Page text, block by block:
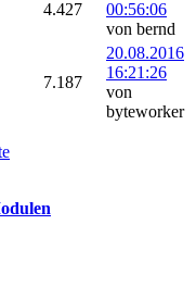
4.427
00:56:06
von bernd
7.187
20.08.2016
16:21:26
von
byteworker